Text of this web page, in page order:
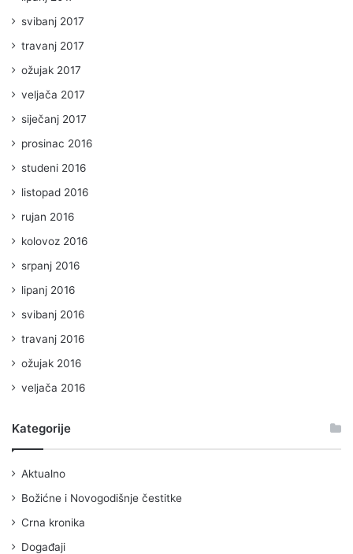
svibanj 2017
travanj 2017
ožujak 2017
veljača 2017
siječanj 2017
prosinac 2016
studeni 2016
listopad 2016
rujan 2016
kolovoz 2016
srpanj 2016
lipanj 2016
svibanj 2016
travanj 2016
ožujak 2016
veljača 2016
Kategorije
Aktualno
Božićne i Novogodišnje čestitke
Crna kronika
Događaji